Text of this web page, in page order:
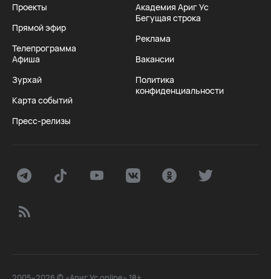
Проекты
Прямой эфир
Телепрограмма
Афиша
Зурхай
Карта событий
Пресс-релизы
Академия Ариг Ус
Бегущая строка
Реклама
Вакансии
Политика
конфиденциальности